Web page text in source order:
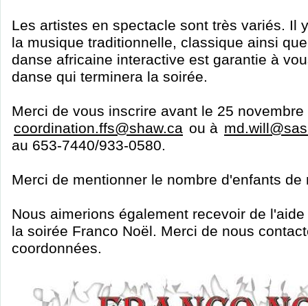
Les artistes en spectacle sont très variés. Il
la musique traditionnelle, classique ainsi
danse africaine interactive est garantie à
danse qui terminera la soirée.
Merci de vous inscrire avant le 25
coordination.ffs@shaw.ca ou à
au 653-7440/933-0580.
Merci de mentionner le nombre d'enfants de
Nous aimerions également recevoir de
la soirée Franco Noël. Merci de nous
coordonnées.